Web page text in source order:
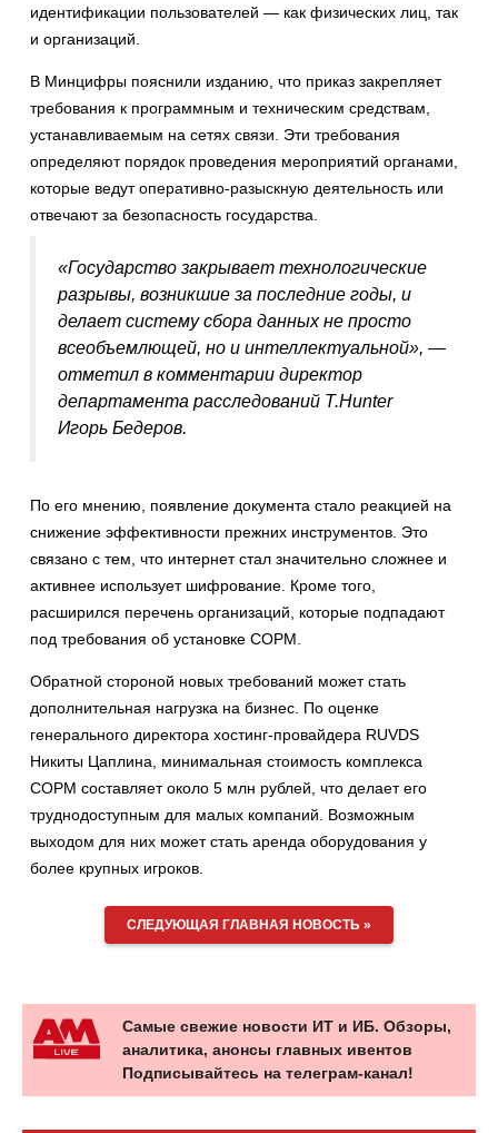
идентификации пользователей — как физических лиц, так
и организаций.
В Минцифры пояснили изданию, что приказ закрепляет
требования к программным и техническим средствам,
устанавливаемым на сетях связи. Эти требования
определяют порядок проведения мероприятий органами,
которые ведут оперативно-разыскную деятельность или
отвечают за безопасность государства.
«Государство закрывает технологические
разрывы, возникшие за последние годы, и
делает систему сбора данных не просто
всеобъемлющей, но и интеллектуальной», —
отметил в комментарии директор
департамента расследований T.Hunter
Игорь Бедеров.
По его мнению, появление документа стало реакцией на
снижение эффективности прежних инструментов. Это
связано с тем, что интернет стал значительно сложнее и
активнее использует шифрование. Кроме того,
расширился перечень организаций, которые подпадают
под требования об установке СОРМ.
Обратной стороной новых требований может стать
дополнительная нагрузка на бизнес. По оценке
генерального директора хостинг-провайдера RUVDS
Никиты Цаплина, минимальная стоимость комплекса
СОРМ составляет около 5 млн рублей, что делает его
труднодоступным для малых компаний. Возможным
выходом для них может стать аренда оборудования у
более крупных игроков.
СЛЕДУЮЩАЯ ГЛАВНАЯ НОВОСТЬ »
Самые свежие новости ИТ и ИБ. Обзоры,
аналитика, анонсы главных ивентов
Подписывайтесь на телеграм-канал!